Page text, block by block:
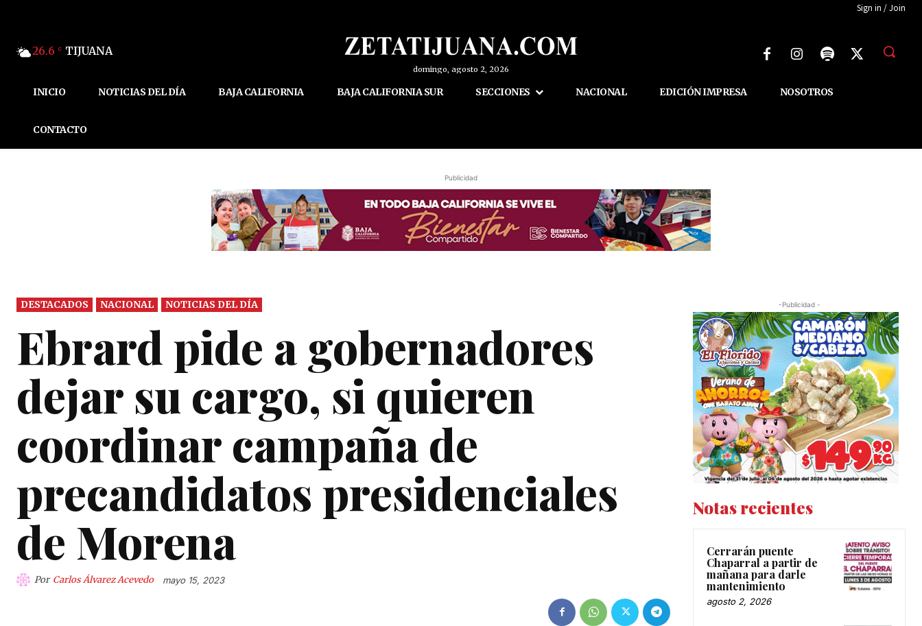
Sign in / Join
26.6 C TIJUANA
domingo, agosto 2, 2026
INICIO NOTICIAS DEL DÍA BAJA CALIFORNIA BAJA CALIFORNIA SUR SECCIONES NACIONAL EDICIÓN IMPRESA NOSOTROS
CONTACTO
Publicidad
DESTACADOS NACIONAL NOTICIAS DEL DÍA
Ebrard pide a gobernadores
dejar su cargo, si quieren
coordinar campaña de
precandidatos presidenciales
de Morena
Por Carlos Álvarez Acevedo mayo 15, 2023
-Publicidad -
Notas recientes
Cerrarán puente
Chaparral a partir de
mañana para darle
mantenimiento
agosto 2, 2026